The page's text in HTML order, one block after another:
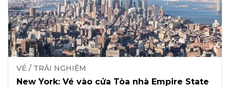
VÉ / TRẢI NGHIỆM
New York: Vé vào cửa Tòa nhà Empire State